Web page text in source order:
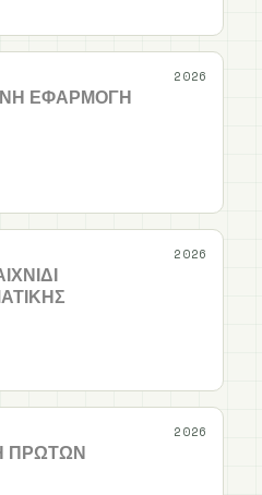
2026
ΕΦΑΡΜΟΓΉ
2026
2026
ΠΡΏΤΩΝ